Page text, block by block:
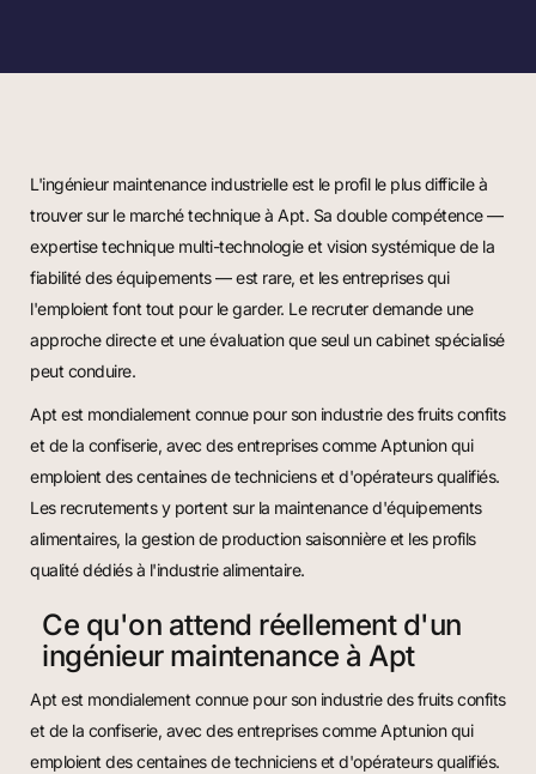
L'ingénieur maintenance industrielle est le profil le plus difficile à
trouver sur le marché technique à Apt. Sa double compétence —
expertise technique multi-technologie et vision systémique de la
fiabilité des équipements — est rare, et les entreprises qui
l'emploient font tout pour le garder. Le recruter demande une
approche directe et une évaluation que seul un cabinet spécialisé
peut conduire.
Apt est mondialement connue pour son industrie des fruits confits
et de la confiserie, avec des entreprises comme Aptunion qui
emploient des centaines de techniciens et d'opérateurs qualifiés.
Les recrutements y portent sur la maintenance d'équipements
alimentaires, la gestion de production saisonnière et les profils
qualité dédiés à l'industrie alimentaire.
Ce qu'on attend réellement d'un
ingénieur maintenance à Apt
Apt est mondialement connue pour son industrie des fruits confits
et de la confiserie, avec des entreprises comme Aptunion qui
emploient des centaines de techniciens et d'opérateurs qualifiés.